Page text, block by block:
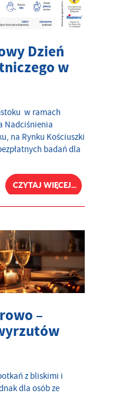
Dzień
w
w ramach
Nadciśnienia
na Rynku Kościuszki
badań dla
CZYTAJ WIĘCEJ...
–
z bliskimi i
dla osób ze